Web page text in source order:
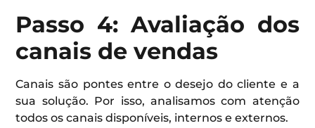
Passo 4: Avaliação dos
canais de vendas
Canais são pontes entre o desejo do cliente e a
sua solução. Por isso, analisamos com atenção
todos os canais disponíveis, internos e externos.